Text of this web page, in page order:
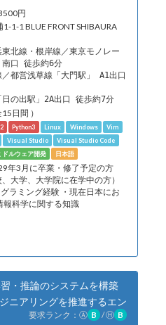
円
1-1 BLUE FRONT SHIBAURA
東北線・根岸線／東京モノレー
南口 徒歩約6分
／都営浅草線「大門駅」 A1出口
日の出駅」2A出口 徒歩約7分
日間 ）
Python3 Linux Windows
Vim
Visual Studio
Visual Studio Code
ドルウェア開発 日本語
年3月に卒業・修了予定の方
、大学、大学院に在学中の方）
グラミング経験 ・現在日本にお
報科学に関する知識
・推論のシステムを構築
ニアリングを推進するエン
要求ランク： Ⓐ B /Ⓗ B